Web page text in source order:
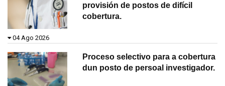
provisión de postos de difícil
cobertura.
04 Ago 2026
Proceso selectivo para a cobertura
dun posto de persoal investigador.